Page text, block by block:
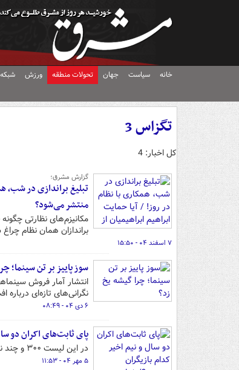
خانه سیاست جهان تحولات منطقه ورزش
تگزاس 3
کل اخبار: 4
گزارش مشرق؛
تبلیغ براندازی در شب،
منتشر می‌شود؟
مکانیزم‌های نظارتی
براندازان همان نظام
۷ اسفند ۰۴ - ۱۵:۵۰
سوز پاییز بر تن سینما؛
انتشار آمار فروش
نگرانی‌های تازه‌ای
۶ دی ۰۴ - ۰۸:۴۹
پای ثابت‌های اکران دو
در این لیست ۳۰۰ و چند نفره نام چند بازیگر دائم تکرار می‌شود؛ پژمان جمشیدی با ۱۴ نقش رکورددار است.
۵ مهر ۰۴ - ۱۱:۵۳